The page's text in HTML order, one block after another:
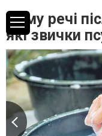
Чому речі
які звички